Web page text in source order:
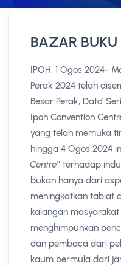
BAZAR
IPOH, 1 Ogos 2024-
Perak 2024 telah
Besar Perak, Dato’
Ipoh Convention
yang telah memuka
hingga 4 Ogos 2024
Centre” terhadap
bukan hanya dari
meningkatkan tabiat
kalangan
menghimpunkan
dan pembaca dari
kaum bermula dari